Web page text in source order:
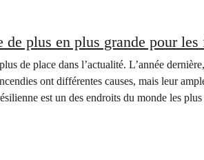
de plus en plus grande pour
de place dans l’actualité. L’année
ont différentes causes, mais leur
est un des endroits du monde les